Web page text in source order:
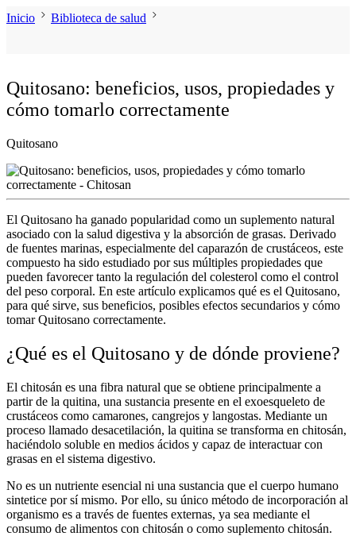
Inicio Biblioteca de salud
Quitosano: beneficios, usos, propiedades y
cómo tomarlo correctamente
Quitosano
El Quitosano ha ganado popularidad como un suplemento natural
asociado con la salud digestiva y la absorción de grasas. Derivado
de fuentes marinas, especialmente del caparazón de crustáceos, este
compuesto ha sido estudiado por sus múltiples propiedades que
pueden favorecer tanto la regulación del colesterol como el control
del peso corporal. En este artículo explicamos qué es el Quitosano,
para qué sirve, sus beneficios, posibles efectos secundarios y cómo
tomar Quitosano correctamente.
¿Qué es el Quitosano y de dónde proviene?
El chitosán es una fibra natural que se obtiene principalmente a
partir de la quitina, una sustancia presente en el exoesqueleto de
crustáceos como camarones, cangrejos y langostas. Mediante un
proceso llamado desacetilación, la quitina se transforma en chitosán,
haciéndolo soluble en medios ácidos y capaz de interactuar con
grasas en el sistema digestivo.
No es un nutriente esencial ni una sustancia que el cuerpo humano
sintetice por sí mismo. Por ello, su único método de incorporación al
organismo es a través de fuentes externas, ya sea mediante el
consumo de alimentos con chitosán o como suplemento chitosán.